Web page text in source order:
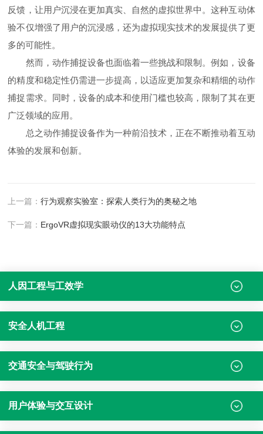
反馈，让用户沉浸在更加真实、自然的虚拟世界中。这种互动体
验不仅增强了用户的沉浸感，还为虚拟现实技术的发展提供了更
多的可能性。
然而，动作捕捉设备也面临着一些挑战和限制。例如，设备
的精度和稳定性仍需进一步提高，以适应更加复杂和精细的动作
捕捉需求。同时，设备的成本和使用门槛也较高，限制了其在更
广泛领域的应用。
总之动作捕捉设备作为一种前沿技术，正在不断推动着互动
体验的发展和创新。
上一篇：行为观察实验室：探索人类行为的奥秘之地
下一篇： ErgoVR虚拟现实眼动仪的13大功能特点
人因工程与工效学
安全人机工程
交通安全与驾驶行为
用户体验与交互设计